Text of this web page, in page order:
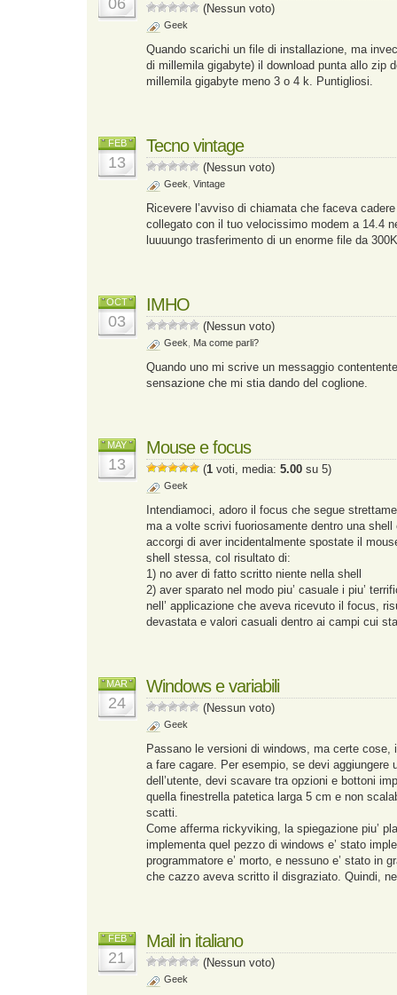
(Nessun voto)
Geek
Quando scarichi un file di installazione, ma
di millemila gigabyte) il download punta allo zip
millemila gigabyte meno 3 o 4 k. Puntigliosi.
FEB
13
Tecno vintage
(Nessun voto)
Geek Vintage
Ricevere l’avviso di chiamata che faceva
collegato con il tuo velocissimo modem a 14.4
luuuungo trasferimento di un enorme file da
OCT
03
IMHO
(Nessun voto)
Geek Ma come parli?
Quando uno mi scrive un messaggio
sensazione che mi stia dando del coglione.
MAY
13
Mouse e focus
(1 voti, media: 5.00 su 5)
Geek
Intendiamoci, adoro il focus che segue
ma a volte scrivi fuoriosamente dentro una
accorgi di aver incidentalmente spostate il
shell stessa, col risultato di:
1) no aver di fatto scritto niente nella shell
2) aver sparato nel modo piu’ casuale i piu’
nell’ applicazione che aveva ricevuto il focus,
devastata e valori casuali dentro ai campi cui
MAR
24
Windows e variabili
(Nessun voto)
Geek
Passano le versioni di windows, ma certe cose,
a fare cagare. Per esempio, se devi aggiungere
dell’utente, devi scavare tra opzioni e bottoni
quella finestrella patetica larga 5 cm e non
scatti.
Come afferma rickyviking, la spiegazione piu’
implementa quel pezzo di windows e’ stato
programmatore e’ morto, e nessuno e’ stato in
che cazzo aveva scritto il disgraziato. Quindi,
FEB
21
Mail in italiano
(Nessun voto)
Geek